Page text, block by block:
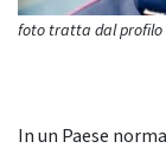
foto tratta dal profilo
In un Paese